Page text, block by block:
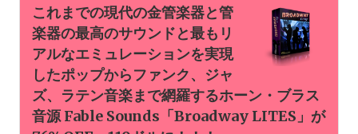
これまでの現代の金管楽器と管
楽器の最高のサウンドと最もリ
アルなエミュレーションを実現
したポップからファンク、ジャ
ズ、ラテン音楽まで網羅するホーン・ブラス
音源 Fable Sounds「Broadway LITES」が